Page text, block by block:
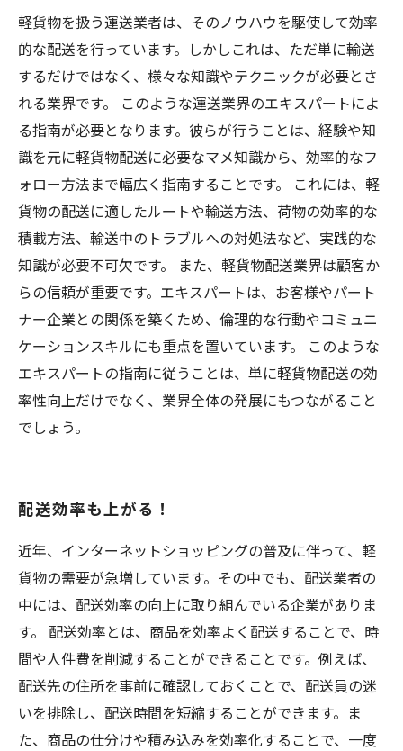
軽貨物を扱う運送業者は、そのノウハウを駆使して効率
的な配送を行っています。しかしこれは、ただ単に輸送
するだけではなく、様々な知識やテクニックが必要とさ
れる業界です。 このような運送業界のエキスパートによ
る指南が必要となります。彼らが行うことは、経験や知
識を元に軽貨物配送に必要なマメ知識から、効率的なフ
ォロー方法まで幅広く指南することです。 これには、軽
貨物の配送に適したルートや輸送方法、荷物の効率的な
積載方法、輸送中のトラブルへの対処法など、実践的な
知識が必要不可欠です。 また、軽貨物配送業界は顧客か
らの信頼が重要です。エキスパートは、お客様やパート
ナー企業との関係を築くため、倫理的な行動やコミュニ
ケーションスキルにも重点を置いています。 このような
エキスパートの指南に従うことは、単に軽貨物配送の効
率性向上だけでなく、業界全体の発展にもつながること
でしょう。
配送効率も上がる！
近年、インターネットショッピングの普及に伴って、軽
貨物の需要が急増しています。その中でも、配送業者の
中には、配送効率の向上に取り組んでいる企業がありま
す。 配送効率とは、商品を効率よく配送することで、時
間や人件費を削減することができることです。例えば、
配送先の住所を事前に確認しておくことで、配送員の迷
いを排除し、配送時間を短縮することができます。ま
た、商品の仕分けや積み込みを効率化することで、一度